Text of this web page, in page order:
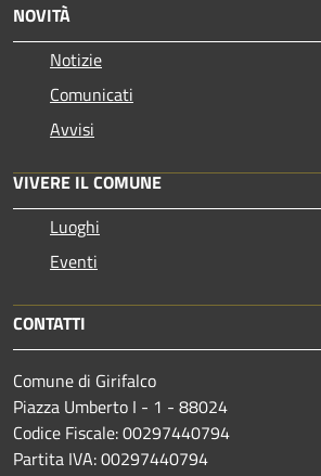
NOVITÀ
Notizie
Comunicati
Avvisi
VIVERE IL COMUNE
Luoghi
Eventi
CONTATTI
Comune di Girifalco
Piazza Umberto I - 1 - 88024
Codice Fiscale: 00297440794
Partita IVA: 00297440794